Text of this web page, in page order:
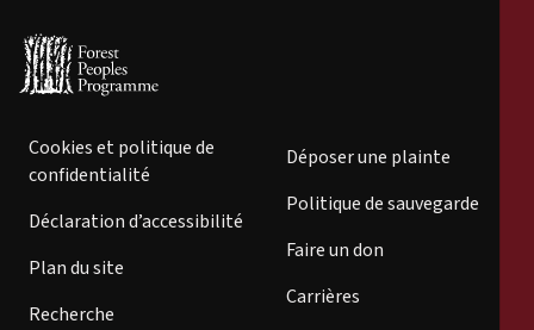
Cookies et politique de
confidentialité
Déclaration d’accessibilité
Plan du site
Recherche
Déposer une plainte
Politique de sauvegarde
Faire un don
Carrières